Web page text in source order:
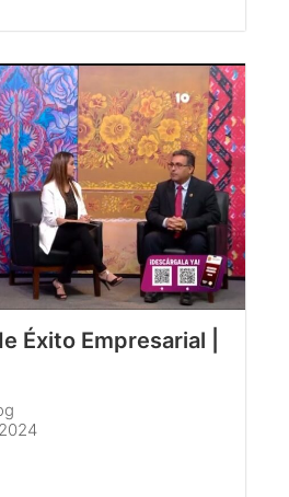
Éxito Empresarial |